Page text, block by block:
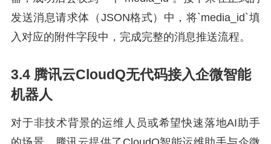
发送消息请求体（JSON格式）中，将`media_id`填
入对应的附件字段中，完成完整的消息推送流程。
3.4 腾讯云CloudQ无代码接入企微智能
机器人
对于非技术背景的运维人员或希望快速落地AI助手